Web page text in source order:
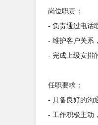
岗位职责：
- 负责通过电话
- 维护客户关系
- 完成上级安排
任职要求：
- 具备良好的沟
- 工作积极主动